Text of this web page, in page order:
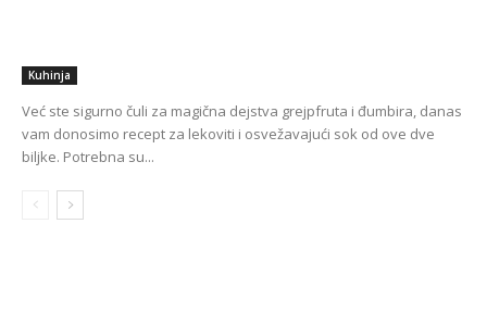
Kuhinja
Već ste sigurno čuli za magična dejstva grejpfruta i đumbira, danas
vam donosimo recept za lekoviti i osvežavajući sok od ove dve
biljke. Potrebna su...